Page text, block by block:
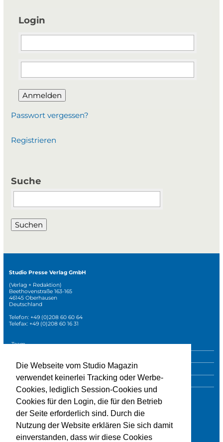
Die Webseite vom Studio Magazin
verwendet keinerlei Tracking oder Werbe-
Cookies, lediglich Session-Cookies und
Cookies für den Login, die für den Betrieb
der Seite erforderlich sind. Durch die
Nutzung der Website erklären Sie sich damit
einverstanden, dass wir diese Cookies
Login
Anmelden
Passwort vergessen?
Registrieren
Suche
Suchbegriffe
Suchen
Studio Presse Verlag GmbH
(Verlag + Redaktion)
Beethovenstraße 163-165
46145 Oberhausen
Deutschland
Telefon: +49 (0)208 60 60 64
Telefax: +49 (0)208 60 16 31
Navigation
Team
Sonderpublikationen
Impressum
Datenschutz
» zur Studio-Website